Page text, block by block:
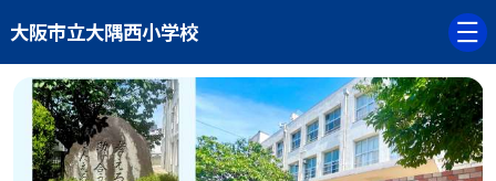
大阪市立大隅西小学校